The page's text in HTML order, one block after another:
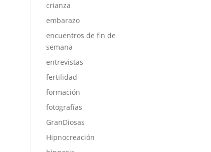
crianza
embarazo
encuentros de fin de
semana
entrevistas
fertilidad
formación
fotografías
GranDiosas
Hipnocreación